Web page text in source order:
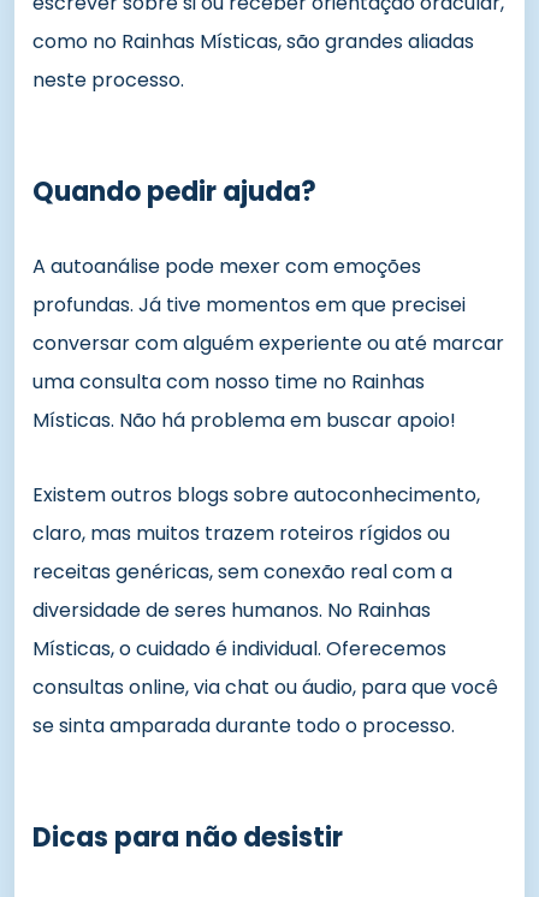
como no Rainhas Místicas, são grandes aliadas
neste processo.
Quando pedir ajuda?
A autoanálise pode mexer com emoções
profundas. Já tive momentos em que precisei
conversar com alguém experiente ou até marcar
uma consulta com nosso time no Rainhas
Místicas. Não há problema em buscar apoio!
Existem outros blogs sobre autoconhecimento,
claro, mas muitos trazem roteiros rígidos ou
receitas genéricas, sem conexão real com a
diversidade de seres humanos. No Rainhas
Místicas, o cuidado é individual. Oferecemos
consultas online, via chat ou áudio, para que você
se sinta amparada durante todo o processo.
Dicas para não desistir